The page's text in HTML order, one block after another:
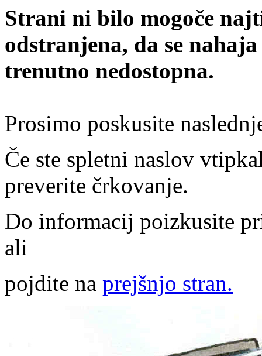
Strani ni bilo mogoče
odstranjena, da se
trenutno nedostopna.
Prosimo poskusite
Če ste spletni naslov
preverite črkovanje.
Do informacij poizkusite
ali
pojdite na prejšnjo stran.